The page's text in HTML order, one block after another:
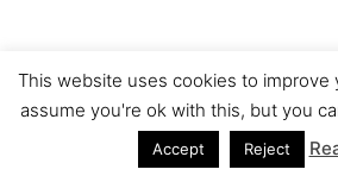
This website uses cookies to improve
assume you're ok with this, but you
Accept Reject